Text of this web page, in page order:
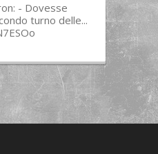
- Dovesse
turno delle...